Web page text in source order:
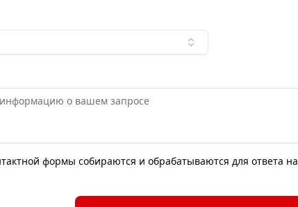
формы собираются и обрабатываются для ответа